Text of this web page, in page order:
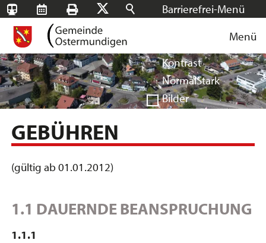
Barrierefrei-Menü
Sehr groß
Kontrast
NormalStark
Bilder
Suchen
SBB-
Tageskarten
RMS Drucken
Facebook
Instagram
Login Menü
GEBÜHREN
(gültig ab 01.01.2012)
1.1 DAUERNDE BEANSPRUCHUNG
1.1.1